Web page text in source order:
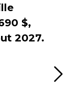
$,
2027.